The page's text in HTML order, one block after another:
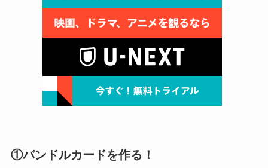
①バンドルカードを作る！